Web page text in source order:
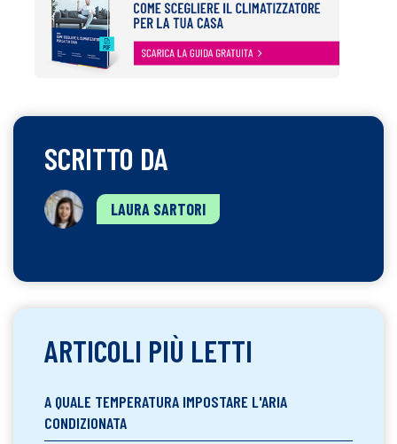
SCRITTO DA
LAURA SARTORI
ARTICOLI PIÙ LETTI
A QUALE TEMPERATURA IMPOSTARE L'ARIA
CONDIZIONATA